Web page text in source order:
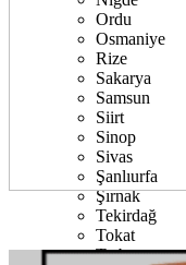
Ordu
Osmaniye
Rize
Sakarya
Samsun
Siirt
Sinop
Sivas
Şanlıurfa
Şırnak
Tekirdağ
Tokat
Trabzon